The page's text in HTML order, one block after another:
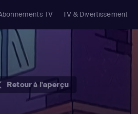
TV TV & Divertissement
Retour à l'aperçu